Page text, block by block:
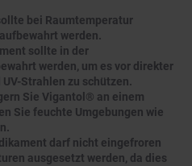
bei Raumtemperatur
werden.
sollte in der
werden, um es vor direkter
Strahlen zu schützen.
Sie Vigantol® an einem
Sie feuchte Umgebungen wie
darf nicht eingefroren
ausgesetzt werden, da dies